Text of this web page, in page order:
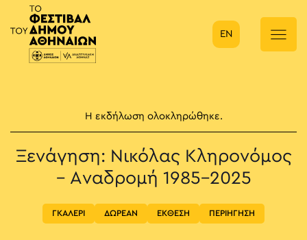
Κύρια πλοήγηση
EN
Η εκδήλωση ολοκληρώθηκε.
Ξενάγηση: Νικόλας Κληρονόμος
– Αναδρομή 1985-2025
ΓΚΑΛΕΡΙ ΔΩΡΕΑΝ ΕΚΘΕΣΗ ΠΕΡΙΗΓΗΣΗ